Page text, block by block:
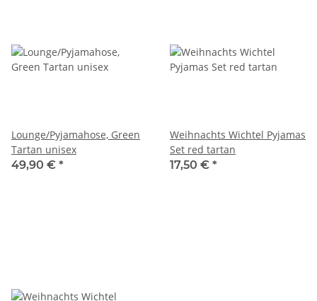
Lounge/Pyjamahose, Green
Tartan unisex
49,90 € *
Weihnachts Wichtel Pyjamas
Set red tartan
17,50 € *